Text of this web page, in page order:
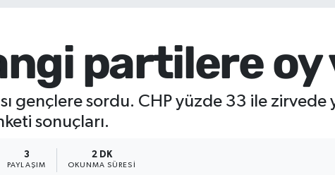
partilere oy
gençlere sordu. CHP yüzde 33 ile
sonuçları.
3
PAYLAŞIM
2 DK
OKUNMA SÜRESI